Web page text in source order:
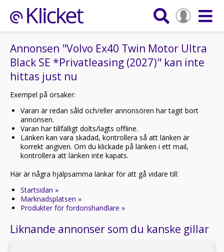
Annonsen "Volvo Ex40 Twin Motor Ultra
Black SE *Privatleasing (2027)" kan inte
hittas just nu
Exempel på orsaker:
Varan är redan såld och/eller annonsören har tagit bort
annonsen.
Varan har tillfälligt dolts/lagts offline.
Länken kan vara skadad, kontrollera så att länken är
korrekt angiven. Om du klickade på länken i ett mail,
kontrollera att länken inte kapats.
Här är några hjälpsamma länkar för att gå vidare till:
Startsidan »
Marknadsplatsen »
Produkter för fordonshandlare »
Liknande annonser som du kanske gillar